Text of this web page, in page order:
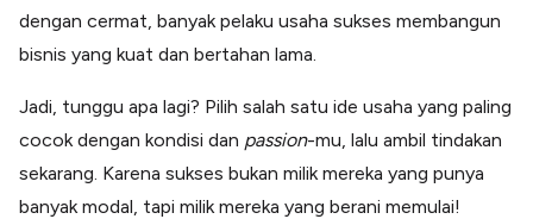
dengan cermat, banyak pelaku usaha sukses membangun
bisnis yang kuat dan bertahan lama.
Jadi, tunggu apa lagi? Pilih salah satu ide usaha yang paling
cocok dengan kondisi dan passion-mu, lalu ambil tindakan
sekarang. Karena sukses bukan milik mereka yang punya
banyak modal, tapi milik mereka yang berani memulai!